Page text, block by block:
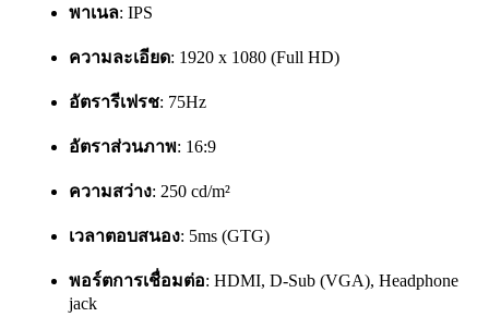
พาเนล: IPS
ความละเอียด: 1920 x 1080 (Full HD)
อัตรารีเฟรช: 75Hz
อัตราส่วนภาพ: 16:9
ความสว่าง: 250 cd/m²
เวลาตอบสนอง: 5ms (GTG)
พอร์ตการเชื่อมต่อ: HDMI, D-Sub (VGA), Headphone
jack